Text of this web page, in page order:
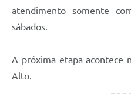
atendimento somente
sábados.
A próxima etapa acontece
Alto.